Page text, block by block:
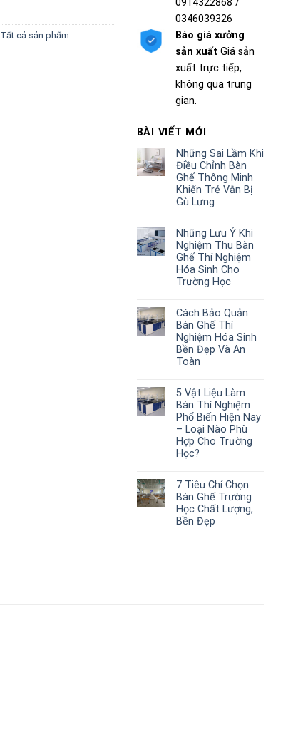
Tất cả sản phẩm
0346039326
Báo giá xưởng
sản xuất Giá sản
xuất trực tiếp,
không qua trung
gian.
BÀI VIẾT MỚI
Những Sai Lầm Khi
Điều Chỉnh Bàn
Ghế Thông Minh
Khiến Trẻ Vẫn Bị
Gù Lưng
Những Lưu Ý Khi
Nghiệm Thu Bàn
Ghế Thí Nghiệm
Hóa Sinh Cho
Trường Học
Cách Bảo Quản
Bàn Ghế Thí
Nghiệm Hóa Sinh
Bền Đẹp Và An
Toàn
5 Vật Liệu Làm
Bàn Thí Nghiệm
Phổ Biến Hiện Nay
– Loại Nào Phù
Hợp Cho Trường
Học?
7 Tiêu Chí Chọn
Bàn Ghế Trường
Học Chất Lượng,
Bền Đẹp